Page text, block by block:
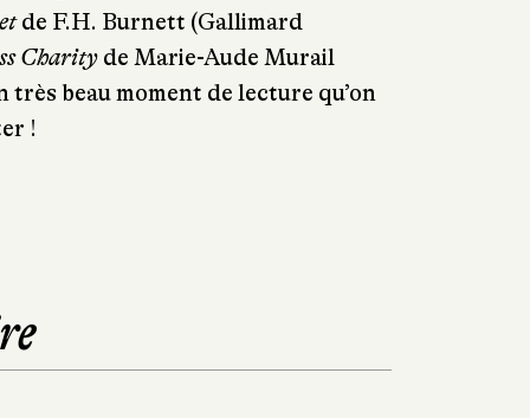
de F.H. Burnett (Gallimard
Charity de Marie-Aude Murail
très beau moment de lecture qu’on
!